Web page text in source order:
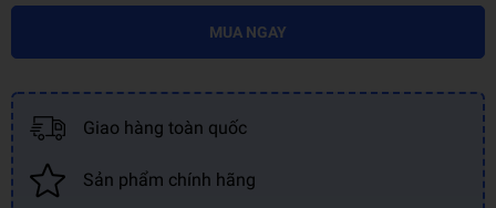
MUA NGAY
Giao hàng toàn quốc
Sản phẩm chính hãng